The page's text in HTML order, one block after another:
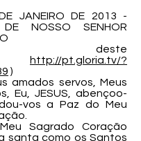
JANEIRO DE 2013 -
DE NOSSO SENHOR
deste
http://pt.gloria.tv/?
)
servos, Meus
Eu, JESUS, abençoo-
vos a Paz do Meu
Sagrado Coração
santa como os Santos